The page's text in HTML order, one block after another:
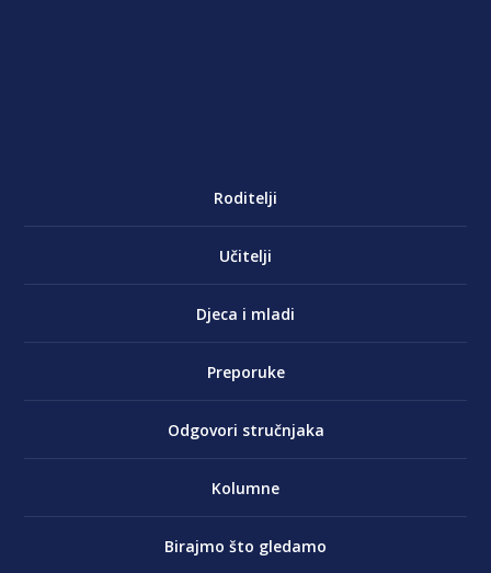
Roditelji
Učitelji
Djeca i mladi
Preporuke
Odgovori stručnjaka
Kolumne
Birajmo što gledamo